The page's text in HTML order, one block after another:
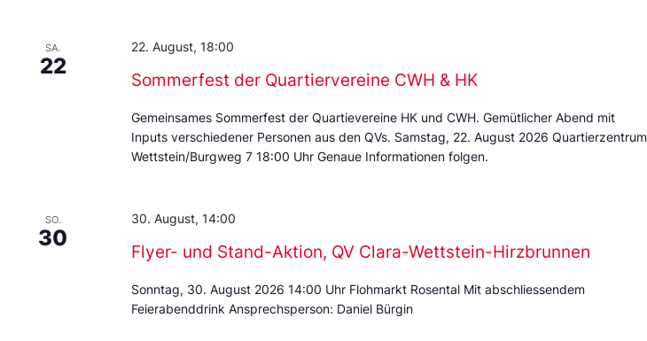
SA.
22
Sommerfest der Quartiervereine CWH & HK
22. August, 18:00
Gemeinsames Sommerfest der Quartievereine HK und CWH. Gemütlicher Abend mit
Inputs verschiedener Personen aus den QVs. Samstag, 22. August 2026 Quartierzentrum
Wettstein/Burgweg 7 18:00 Uhr Genaue Informationen folgen.
SO.
30
Flyer- und Stand-Aktion, QV Clara-Wettstein-Hirzbrunnen
30. August, 14:00
Sonntag, 30. August 2026 14:00 Uhr Flohmarkt Rosental Mit abschliessendem
Feierabenddrink Ansprechsperson: Daniel Bürgin